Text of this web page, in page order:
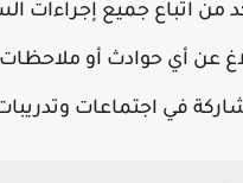
من اتباع جميع إجراءات
عن أي حوادث أو
في اجتماعات